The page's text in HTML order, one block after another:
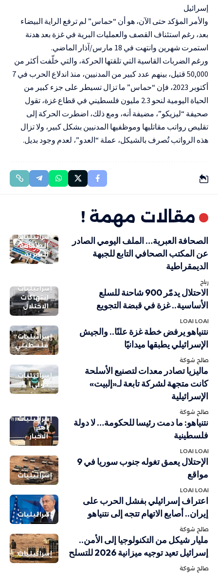
إسرائيل
والأمر المؤكد حتى الآن، هو أن “حماس” لم ترفع الراية البيضاء
بعد، رغم استئناف القصف والعمليات البرية في غزة بعد هدنة
استمرت شهرين وانتهت في 18 مارس/آذار الماضي.
ورغم الضربات القاسية التي تلقتها الحركة، والتي خلّفت أكثر من
50,000 قتيل، بينهم عدد كبير من المدنيين، منذ اندلاع الحرب في 7
أكتوبر 2023، فإن “حماس” ما تزال تسيطر على جزء كبير من
الحياة اليومية لنحو 2.3 مليون فلسطيني في قطاع غزة، تقول
صحيفة “ليزيكو”، مضيفة أنه، ومع ذلك، اضطرت الحركة إلى
تقليص رواتب مقاتليها وموظفيها المدنيين بشكل كبير، ولا تزال
هذه الرواتب تُصرف بالشيكل، عملة “العدو”، لعدم وجود بديل.
مقالات مهمة !
إسرائيليات
الصحافة
العبرية
الصحافة العبرية… الملف اليومي الصادر
عن المكتب الصحافي التابع للجبهة
الديمقراطية
رباح
إسرائيليات
انتهاكات
الاحتلال
الاحتلال يدمّر 900 شاحنة للسلع
الأساسية.. غزة في قبضة التجويع
LOAI LOAI
إسرائيليات
فلسطيني
نتنياهو يرفض خطة غزة علنًا.. والجيش
الإسرائيلي يطبقها ميدانيًا
صالح شوكة
إسرائيليات
دولي
ماليزيا تصادر معدات لتصنيع الأسلحة
كانت متجهة لشركة تابعة لـ«إلبيت»
الإسرائيلية
صالح شوكة
إسرائيليات
أهم
الاخبار
نتنياهو: ما دمت رئيسا للحكومة… لا دولة
فلسطينية
LOAI LOAI
إسرائيليات
الإحتلال يعمق تغوله جنوب سوريا في 9
مواقع
LOAI LOAI
إسرائيليات
اعتراف إسرائيلي بفشل الحرب على
إيران.. أصابع الاتهام تتجه إلى نتنياهو
صالح شوكة
إسرائيليات
مليار شيكل من التكنولوجيا إلى الأمن..
إسرائيل تعيد توجيه ميزانية 2026 للتسلح
صالح شوكة